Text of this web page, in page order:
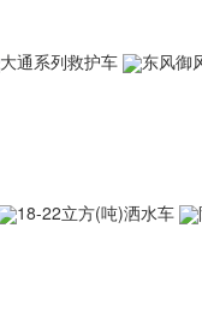
大通系列救护车
东风御
18-22立方(吨)洒水车